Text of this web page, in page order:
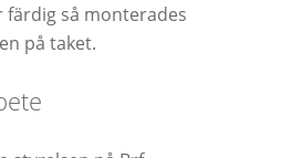
så monterades
på taket.